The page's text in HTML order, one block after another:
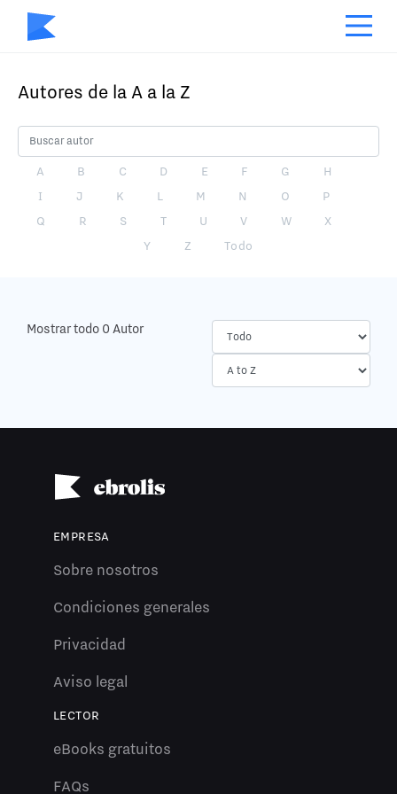
Autores de la A a la Z
A B C D E F G
H
I
J K L M N O
P
Q
R S T U V W
X
Y
Z Todo
Mostrar todo 0 Autor
EMPRESA
Sobre nosotros
Condiciones generales
Privacidad
Aviso legal
LECTOR
eBooks gratuitos
FAQs